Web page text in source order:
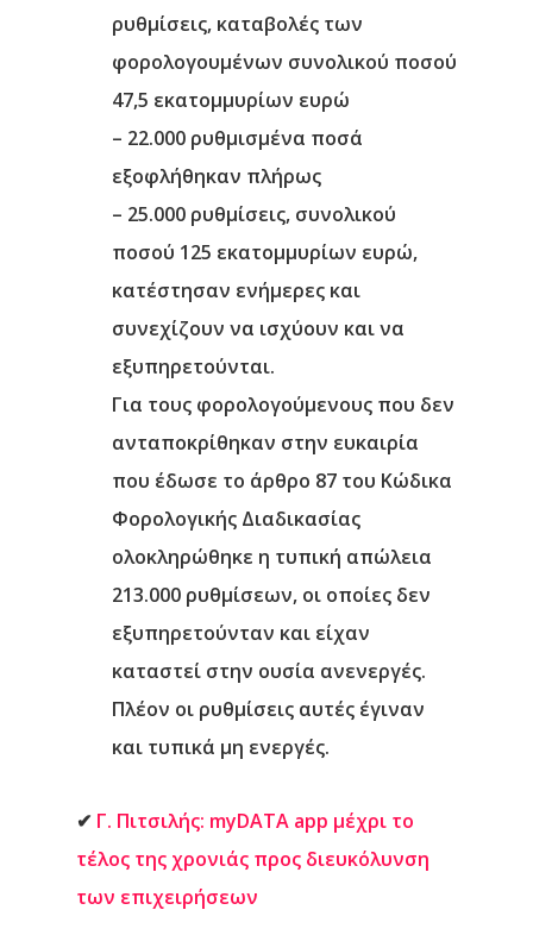
ρυθμίσεις, καταβολές των
φορολογουμένων συνολικού ποσού
47,5 εκατομμυρίων ευρώ
– 22.000 ρυθμισμένα ποσά
εξοφλήθηκαν πλήρως
– 25.000 ρυθμίσεις, συνολικού
ποσού 125 εκατομμυρίων ευρώ,
κατέστησαν ενήμερες και
συνεχίζουν να ισχύουν και να
εξυπηρετούνται.
Για τους φορολογούμενους που δεν
ανταποκρίθηκαν στην ευκαιρία
που έδωσε το άρθρο 87 του Κώδικα
Φορολογικής Διαδικασίας
ολοκληρώθηκε η τυπική απώλεια
213.000 ρυθμίσεων, οι οποίες δεν
εξυπηρετούνταν και είχαν
καταστεί στην ουσία ανενεργές.
Πλέον οι ρυθμίσεις αυτές έγιναν
και τυπικά μη ενεργές.
✔ Γ. Πιτσιλής: myDATA app μέχρι το
τέλος της χρονιάς προς διευκόλυνση
των επιχειρήσεων